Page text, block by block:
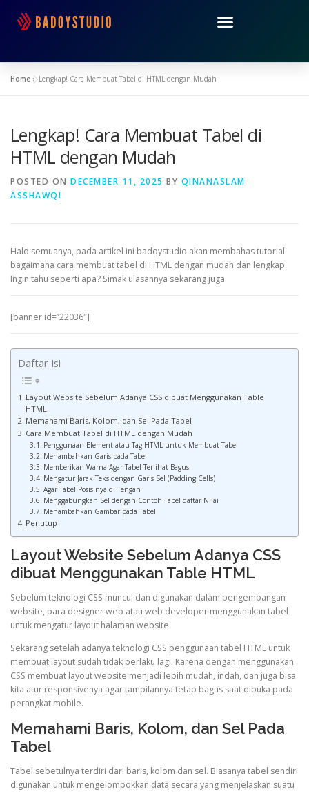
Home »Lengkap! Cara Membuat Tabel di HTML dengan Mudah
Lengkap! Cara Membuat Tabel di
HTML dengan Mudah
POSTED ON DECEMBER 11, 2025 BY QINANASLAM
ASSHAWQI
Halo semuanya, pada artikel ini badoystudio akan membahas tutorial
bagaimana cara membuat tabel di HTML dengan mudah dan lengkap.
Ingin tahu seperti apa? Simak ulasannya sekarang juga.
[banner id=”22036″]
Daftar Isi
Layout Website Sebelum Adanya CSS dibuat Menggunakan Table
HTML
Memahami Baris, Kolom, dan Sel Pada Tabel
Cara Membuat Tabel di HTML dengan Mudah
Penggunaan Element atau Tag HTML untuk Membuat Tabel
Menambahkan Garis pada Tabel
Memberikan Warna Agar Tabel Terlihat Bagus
Mengatur Jarak Teks dengan Garis Sel (Padding Cells)
Agar Tabel Posisinya di Tengah
Menggabungkan Sel dengan Contoh Tabel daftar Nilai
Menambahkan Gambar pada Tabel
Penutup
Layout Website Sebelum Adanya CSS
dibuat Menggunakan Table HTML
Sebelum teknologi CSS muncul dan digunakan dalam pengembangan
website, para designer web atau web developer menggunakan tabel
untuk mengatur layout halaman website.
Sekarang setelah adanya teknologi CSS penggunaan tabel HTML untuk
membuat layout sudah tidak berlaku lagi. Karena dengan menggunakan
CSS membuat layout website menjadi lebih mudah, indah, dan juga bisa
kita atur responsivenya agar tampilannya tetap bagus saat dibuka pada
perangkat mobile.
Memahami Baris, Kolom, dan Sel Pada
Tabel
Tabel sebetulnya terdiri dari baris, kolom dan sel. Biasanya tabel sendiri
digunakan untuk mengelompokkan data secara yang menjelaskan suatu